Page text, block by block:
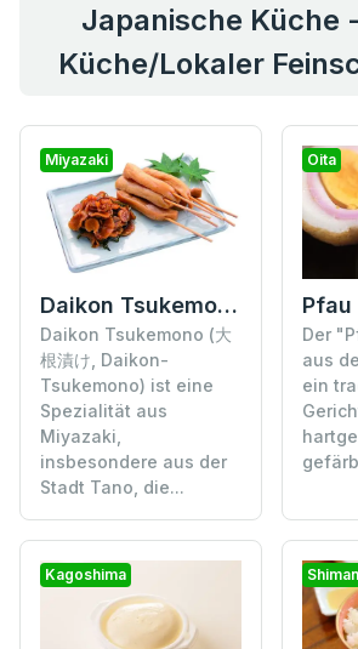
Japanische Küche
Küche/Lokaler
Miyazaki
Daikon Tsukemono
Daikon Tsukemono (大
根漬け, Daikon-
Tsukemono) ist eine
Spezialität aus
Miyazaki,
insbesondere aus der
Stadt Tano, die...
Oita
Pfau
Der
aus
ein
Kagoshima